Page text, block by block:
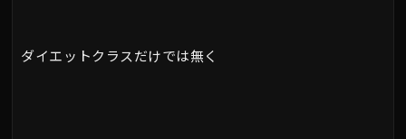
ダイエットクラスだけでは無く